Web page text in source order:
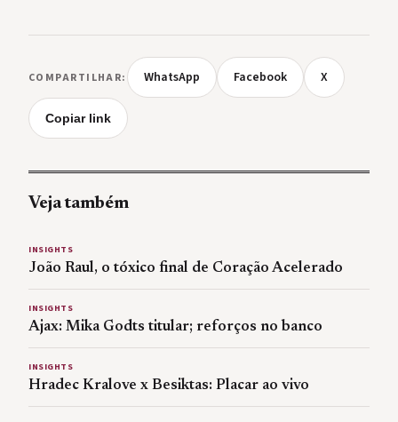
COMPARTILHAR: WhatsApp Facebook X
Copiar link
Veja também
INSIGHTS
João Raul, o tóxico final de Coração Acelerado
INSIGHTS
Ajax: Mika Godts titular; reforços no banco
INSIGHTS
Hradec Kralove x Besiktas: Placar ao vivo